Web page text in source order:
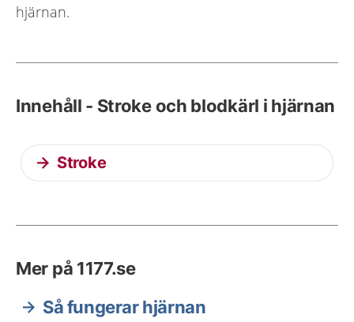
hjärnan.
Innehåll - Stroke och blodkärl i hjärnan
Stroke
Mer på 1177.se
Så fungerar hjärnan